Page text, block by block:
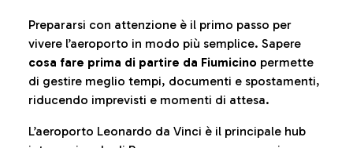
Prepararsi con attenzione è il primo passo per
vivere l’aeroporto in modo più semplice. Sapere
cosa fare prima di partire da Fiumicino permette
di gestire meglio tempi, documenti e spostamenti,
riducendo imprevisti e momenti di attesa.
L’aeroporto Leonardo da Vinci è il principale hub